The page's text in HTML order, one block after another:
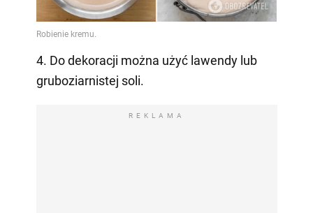
4. Do dekoracji można użyć lawendy lub
gruboziarnistej soli.
REKLAMA